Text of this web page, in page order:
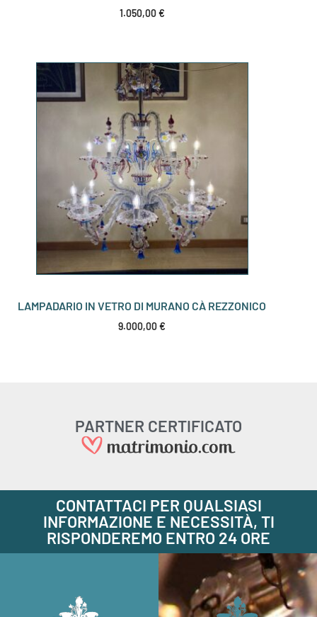
1.050,00€
LAMPADARIO IN VETRO DI MURANO CÀ REZZONICO
9.000,00€
PARTNER CERTIFICATO
CONTATTACI PER QUALSIASI
INFORMAZIONE E NECESSITÀ, TI
RISPONDEREMO ENTRO 24 ORE